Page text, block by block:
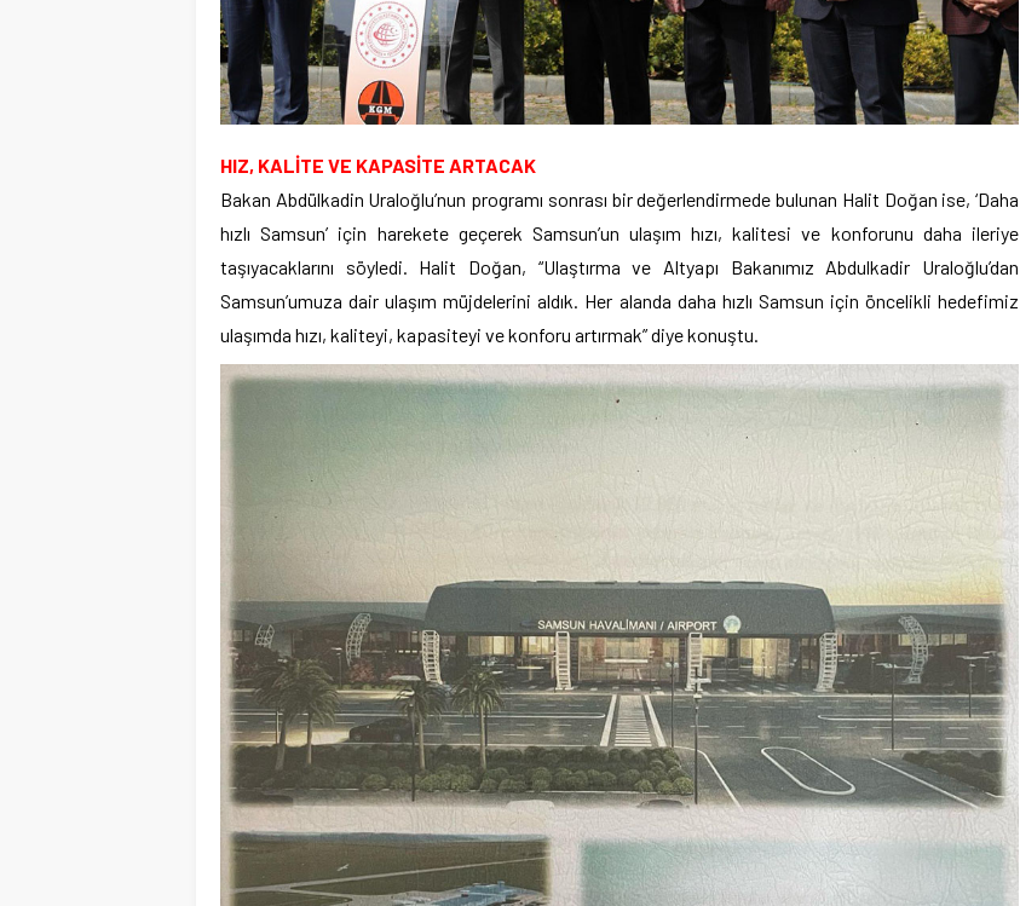
HIZ, KALİTE VE KAPASİTE ARTACAK
Bakan Abdülkadin Uraloğlu’nun programı sonrası bir değerlendirmede bulunan Halit Doğan ise, ‘Daha
hızlı Samsun’ için harekete geçerek Samsun’un ulaşım hızı, kalitesi ve konforunu daha ileriye
taşıyacaklarını söyledi. Halit Doğan, “Ulaştırma ve Altyapı Bakanımız Abdulkadir Uraloğlu’dan
Samsun’umuza dair ulaşım müjdelerini aldık. Her alanda daha hızlı Samsun için öncelikli hedefimiz
ulaşımda hızı, kaliteyi, kapasiteyi ve konforu artırmak” diye konuştu.